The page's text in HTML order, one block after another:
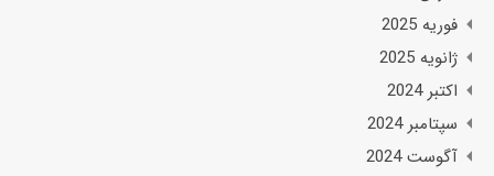
فوریه 2025
ژانویه 2025
اکتبر 2024
سپتامبر 2024
آگوست 2024